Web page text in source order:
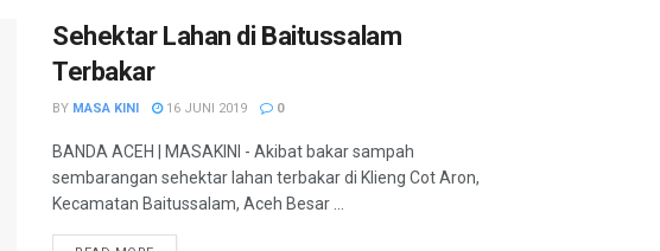
Sehektar Lahan di Baitussalam
Terbakar
BY MASA KINI 16 JUNI 2019 0
BANDA ACEH | MASAKINI - Akibat bakar sampah
sembarangan sehektar lahan terbakar di Klieng Cot Aron,
Kecamatan Baitussalam, Aceh Besar ...